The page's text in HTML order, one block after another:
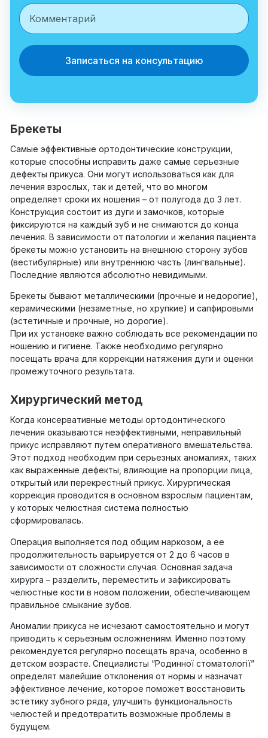
Записаться на консультацию
Брекеты
Самые эффективные ортодонтические конструкции,
которые способны исправить даже самые серьезные
дефекты прикуса. Они могут использоваться как для
лечения взрослых, так и детей, что во многом
определяет сроки их ношения – от полугода до 3 лет.
Конструкция состоит из дуги и замочков, которые
фиксируются на каждый зуб и не снимаются до конца
лечения. В зависимости от патологии и желания пациента
брекеты можно установить на внешнюю сторону зубов
(вестибулярные) или внутреннюю часть (лингвальные).
Последние являются абсолютно невидимыми.
Брекеты бывают металлическими (прочные и недорогие),
керамическими (незаметные, но хрупкие) и сапфировыми
(эстетичные и прочные, но дорогие).
При их установке важно соблюдать все рекомендации по
ношению и гигиене. Также необходимо регулярно
посещать врача для коррекции натяжения дуги и оценки
промежуточного результата.
Хирургический метод
Когда консервативные методы ортодонтического
лечения оказываются неэффективными, неправильный
прикус исправляют путем оперативного вмешательства.
Этот подход необходим при серьезных аномалиях, таких
как выраженные дефекты, влияющие на пропорции лица,
открытый или перекрестный прикус. Хирургическая
коррекция проводится в основном взрослым пациентам,
у которых челюстная система полностью
сформировалась.
Операция выполняется под общим наркозом, а ее
продолжительность варьируется от 2 до 6 часов в
зависимости от сложности случая. Основная задача
хирурга – разделить, переместить и зафиксировать
челюстные кости в новом положении, обеспечивающем
правильное смыкание зубов.
Аномалии прикуса не исчезают самостоятельно и могут
приводить к серьезным осложнениям. Именно поэтому
рекомендуется регулярно посещать врача, особенно в
детском возрасте. Специалисты “Родинної стоматології”
определят малейшие отклонения от нормы и назначат
эффективное лечение, которое поможет восстановить
эстетику зубного ряда, улучшить функциональность
челюстей и предотвратить возможные проблемы в
будущем.